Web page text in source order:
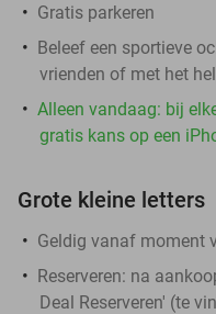
Gratis parkeren
Beleef een sportieve
vrienden of met het
Alleen vandaag: bij
gratis kans op een
Grote kleine letters
Geldig vanaf moment
Reserveren: na
Deal Reserveren' (te